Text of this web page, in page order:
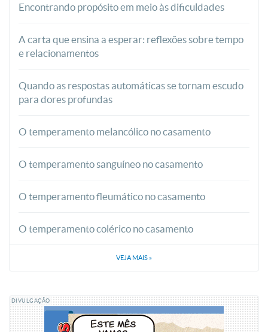
Encontrando propósito em meio às dificuldades
A carta que ensina a esperar: reflexões sobre tempo
e relacionamentos
Quando as respostas automáticas se tornam escudo
para dores profundas
O temperamento melancólico no casamento
O temperamento sanguíneo no casamento
O temperamento fleumático no casamento
O temperamento colérico no casamento
VEJA MAIS »
DIVULGAÇÃO